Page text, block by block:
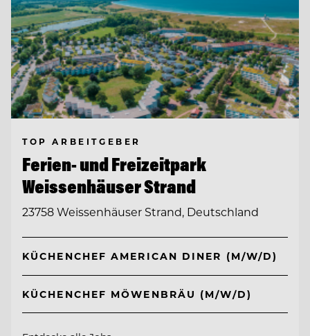
TOP ARBEITGEBER
Ferien- und Freizeitpark
Weissenhäuser Strand
23758 Weissenhäuser Strand, Deutschland
KÜCHENCHEF AMERICAN DINER (M/W/D)
KÜCHENCHEF MÖWENBRÄU (M/W/D)